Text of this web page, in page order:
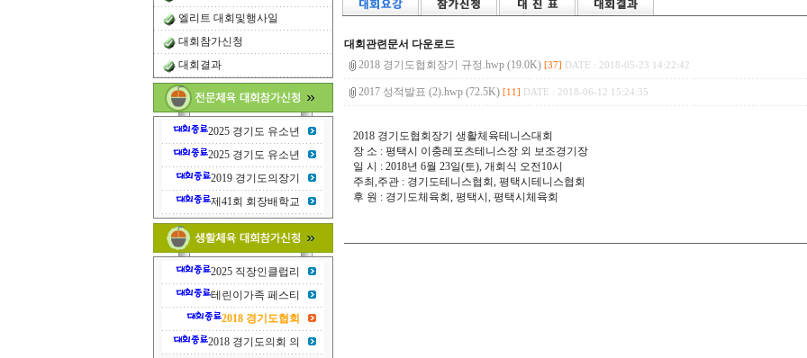
엘리트 대회및행사일
대회참가신청
대회결과
2025 경기도 유소년
2025 경기도 유소년
2019 경기도의장기
제41회 회장배학교
2025 직장인클럽리
테린이가족 페스티
2018 경기도협회
2018 경기도의회 의
대회관련문서 다운로드
2018 경기도협회장기 규정.hwp (19.0K) [37] DATE : 2018-05-23 14:22:42
2017 성적발표 (2).hwp (72.5K) [11] DATE : 2018-06-12 15:24:35
2018 경기도협회장기 생활체육테니스대회
장 소 : 평택시 이충레포츠테니스장 외 보조경기장
일 시 : 2018년 6월 23일(토), 개회식 오전10시
주최,주관 : 경기도테니스협회, 평택시테니스협회
후 원 : 경기도체육회, 평택시, 평택시체육회